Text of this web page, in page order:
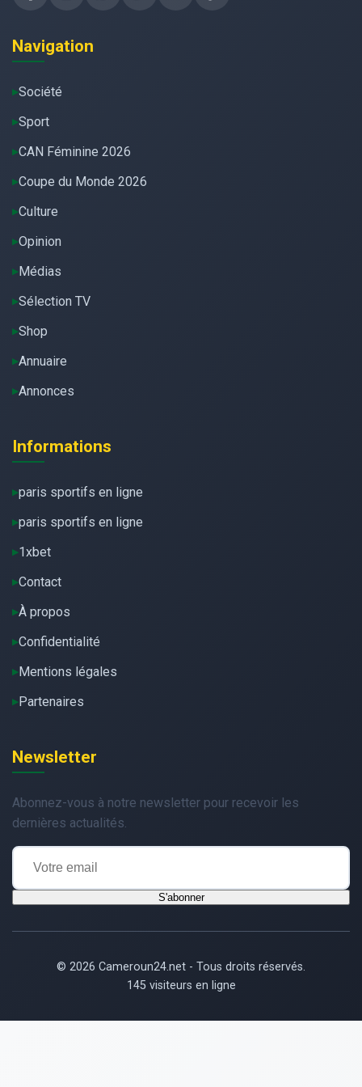
Navigation
Société
Sport
CAN Féminine 2026
Coupe du Monde 2026
Culture
Opinion
Médias
Sélection TV
Shop
Annuaire
Annonces
Informations
paris sportifs en ligne
paris sportifs en ligne
1xbet
Contact
À propos
Confidentialité
Mentions légales
Partenaires
Newsletter
Abonnez-vous à notre newsletter pour recevoir les
dernières actualités.
S'abonner
© 2026 Cameroun24.net - Tous droits réservés.
145 visiteurs en ligne